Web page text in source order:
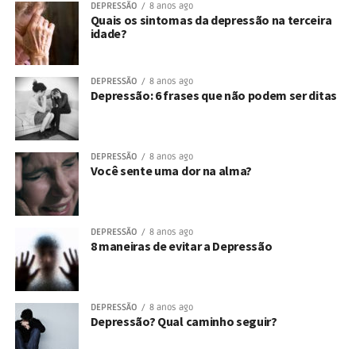
DEPRESSÃO 8 anos ago
Quais os sintomas da depressão na terceira
idade?
DEPRESSÃO 8 anos ago
Depressão: 6 frases que não podem ser ditas
DEPRESSÃO 8 anos ago
Você sente uma dor na alma?
DEPRESSÃO 8 anos ago
8 maneiras de evitar a Depressão
DEPRESSÃO 8 anos ago
Depressão? Qual caminho seguir?